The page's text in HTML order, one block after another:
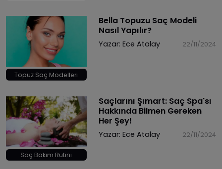
Topuz Saç Modelleri
Bella Topuzu Saç Modeli
Nasıl Yapılır?
Yazar: Ece Atalay 22/11/2024
Saç Bakım Rutini
Saçlarını Şımart: Saç Spa'sı
Hakkında Bilmen Gereken
Her Şey!
Yazar: Ece Atalay 22/11/2024